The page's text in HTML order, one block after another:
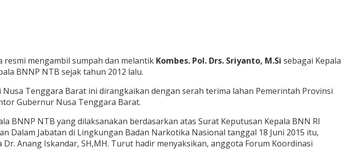
resmi mengambil sumpah dan melantik Kombes. Pol. Drs. Sriyanto, M.Si sebagai Kepala
BNNP NTB sejak tahun 2012 lalu.
Tenggara Barat ini dirangkaikan dengan serah terima lahan Pemerintah Provinsi
Gubernur Nusa Tenggara Barat.
BNNP NTB yang dilaksanakan berdasarkan atas Surat Keputusan Kepala BNN RI
Dalam Jabatan di Lingkungan Badan Narkotika Nasional tanggal 18 Juni 2015 itu,
Anang Iskandar, SH,MH. Turut hadir menyaksikan, anggota Forum Koordinasi